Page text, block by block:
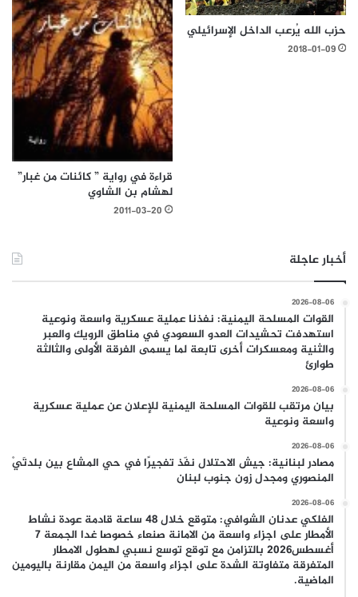
حزب الله يُرعب الداخل الإسرائيلي
2018-01-09
قراءة في رواية ” كائنات من غبار”
لهشام بن الشاوي
2011-03-20
أخبار عاجلة
2026-08-06
القوات المسلحة اليمنية: نفذنا عملية عسكرية واسعة ونوعية
استهدفت تحشيدات العدو السعودي في مناطق الرويك والعبر
والثنية ومعسكرات أخرى تابعة لما يسمى الفرقة الأولى والثالثة
طوارئ
2026-08-06
بيان مرتقب للقوات المسلحة اليمنية للإعلان عن عملية عسكرية
واسعة ونوعية
2026-08-06
مصادر لبنانية: جيش الاحتلال نفّذ تفجيرًا في حي المشاع بين بلدتَيْ
المنصوري ومجدل زون جنوب لبنان
2026-08-06
الفلكي عدنان الشوافي: متوقع خلال 48 ساعة قادمة عودة نشاط
الأمطار على اجزاء واسعة من الامانة صنعاء خصوصا غدا الجمعة 7
أغسطس2026 بالتزامن مع توقع توسع نسبي لهطول الامطار
المتفرقة متفاوتة الشدة على اجزاء واسعة من اليمن مقارنة باليومين
الماضية.